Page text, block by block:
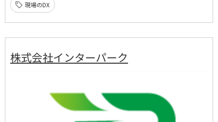
現場のDX
株式会社インターパーク